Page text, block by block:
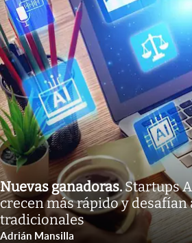
Nuevas ganadoras.Startups
crecen más rápido y desafían
tradicionales
Adrián Mansilla